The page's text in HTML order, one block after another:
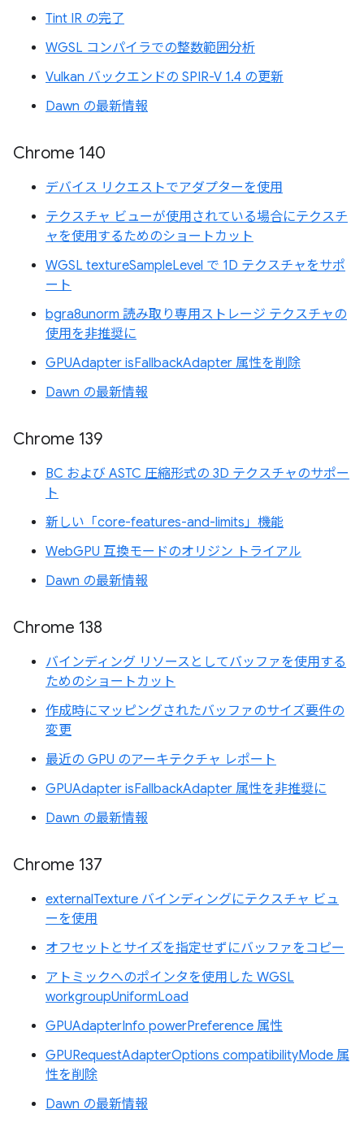
Tint IR の完了
WGSL コンパイラでの整数範囲分析
Vulkan バックエンドの SPIR-V 1.4 の更新
Dawn の最新情報
Chrome 140
デバイス リクエストでアダプターを使用
テクスチャ ビューが使用されている場合にテクスチ
ャを使用するためのショートカット
WGSL textureSampleLevel で 1D テクスチャをサポ
ート
bgra8unorm 読み取り専用ストレージ テクスチャの
使用を非推奨に
GPUAdapter isFallbackAdapter 属性を削除
Dawn の最新情報
Chrome 139
BC および ASTC 圧縮形式の 3D テクスチャのサポー
ト
新しい「core-features-and-limits」機能
WebGPU 互換モードのオリジン トライアル
Dawn の最新情報
Chrome 138
バインディング リソースとしてバッファを使用する
ためのショートカット
作成時にマッピングされたバッファのサイズ要件の
変更
最近の GPU のアーキテクチャ レポート
GPUAdapter isFallbackAdapter 属性を非推奨に
Dawn の最新情報
Chrome 137
externalTexture バインディングにテクスチャ ビュ
ーを使用
オフセットとサイズを指定せずにバッファをコピー
アトミックへのポインタを使用した WGSL
workgroupUniformLoad
GPUAdapterInfo powerPreference 属性
GPURequestAdapterOptions compatibilityMode 属
性を削除
Dawn の最新情報